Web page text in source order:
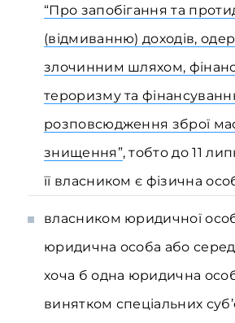
“Про запобігання та
(відмиванню) доходів,
злочинним шляхом,
тероризму та
розповсюдження зброї
знищення”, тобто до 11
її власником є фізична
власником юридичної
юридична особа або серед
хоча б одна юридична
винятком спеціальних